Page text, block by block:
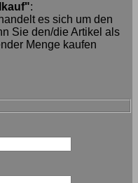
:
es sich um den
Sie den/die Artikel als
Menge kaufen